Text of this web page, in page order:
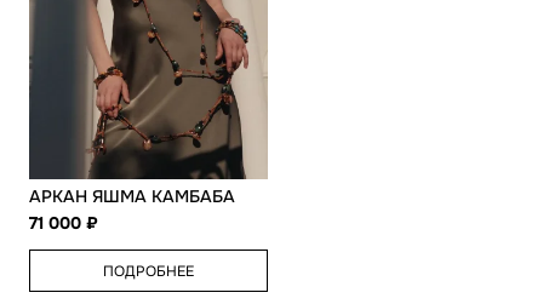
АРКАН ЯШМА КАМБАБА
71 000
ПОДРОБНЕЕ